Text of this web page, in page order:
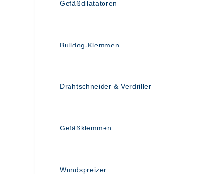
Gefäßdilatatoren
Bulldog-Klemmen
Drahtschneider & Verdriller
Gefäßklemmen
Wundspreizer